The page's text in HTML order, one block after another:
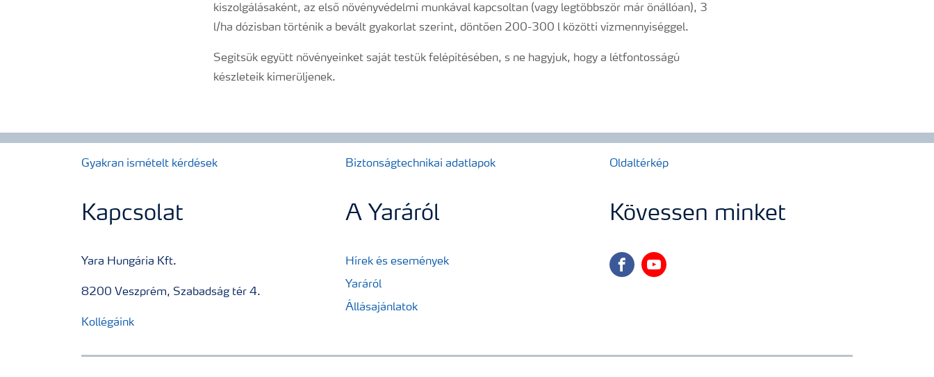
kiszolgálásaként, az első növényvédelmi munkával kapcsoltan (vagy legtöbbször már önállóan), 3
l/ha dózisban történik a bevált gyakorlat szerint, döntően 200-300 l közötti vízmennyiséggel.
Segítsük együtt növényeinket saját testük felépítésében, s ne hagyjuk, hogy a létfontosságú
készleteik kimerüljenek.
Gyakran ismételt kérdések Biztonságtechnikai adatlapok Oldaltérkép
Kapcsolat
Yara Hungária Kft.
8200 Veszprém, Szabadság tér 4.
Kollégáink
A Yaráról
Hírek és események
Yaráról
Állásajánlatok
Kövessen minket
facebookyoutube